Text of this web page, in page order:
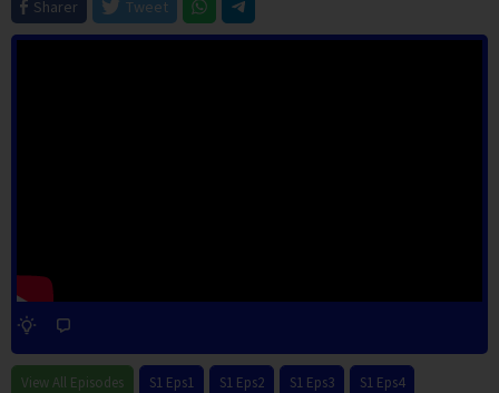
Sharer
Tweet
View All Episodes S1 Eps1 S1 Eps2 S1 Eps3 S1 Eps4